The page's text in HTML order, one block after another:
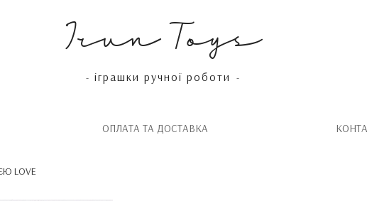
Irun Toys
- іграшки ручної роботи -
OПЛАТА ТА ДОСТАВКА
LOVE